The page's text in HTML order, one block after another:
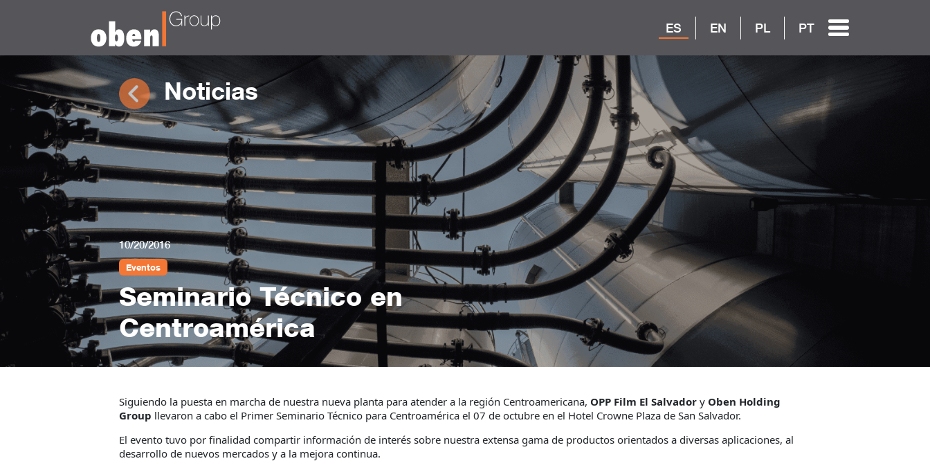
ES EN PL PT
Noticias
10/20/2016
Eventos
Seminario Técnico en
Centroamérica
Siguiendo la puesta en marcha de nuestra nueva planta para atender a la región Centroamericana, OPP Film El Salvador y Oben Holding
Group llevaron a cabo el Primer Seminario Técnico para Centroamérica el 07 de octubre en el Hotel Crowne Plaza de San Salvador.
El evento tuvo por finalidad compartir información de interés sobre nuestra extensa gama de productos orientados a diversas aplicaciones, al
desarrollo de nuevos mercados y a la mejora continua.